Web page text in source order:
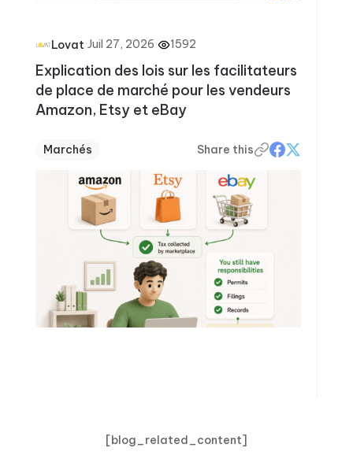
Lovat·Juil 27, 2026· 1592
Explication des lois sur les facilitateurs
de place de marché pour les vendeurs
Amazon, Etsy et eBay
Marchés Share this
[blog_related_content]